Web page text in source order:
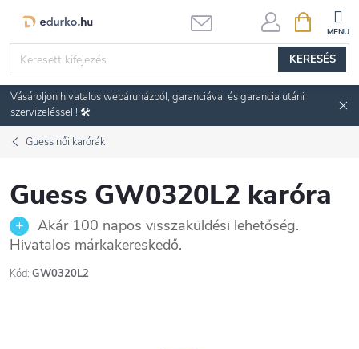
KERESÉS
KOSÁR
Vásároljon hivatalos webáruházból, garanciával és garancia utáni
szervizeléssel ! 🛠️
Guess női karórák
Guess GW0320L2 karóra
Akár 100 napos visszaküldési lehetőség.
Hivatalos márkakereskedő.
Kód: GW0320L2